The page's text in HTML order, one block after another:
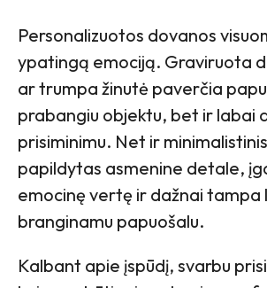
Personalizuotos dovanos
ypatingą emociją. Graviruota
ar trumpa žinutė paverčia
prabangiu objektu, bet ir labai
prisiminimu. Net ir
papildytas asmenine detale,
emocinę vertę ir dažnai tampa
branginamu papuošalu.
Kalbant apie įspūdį, svarbu